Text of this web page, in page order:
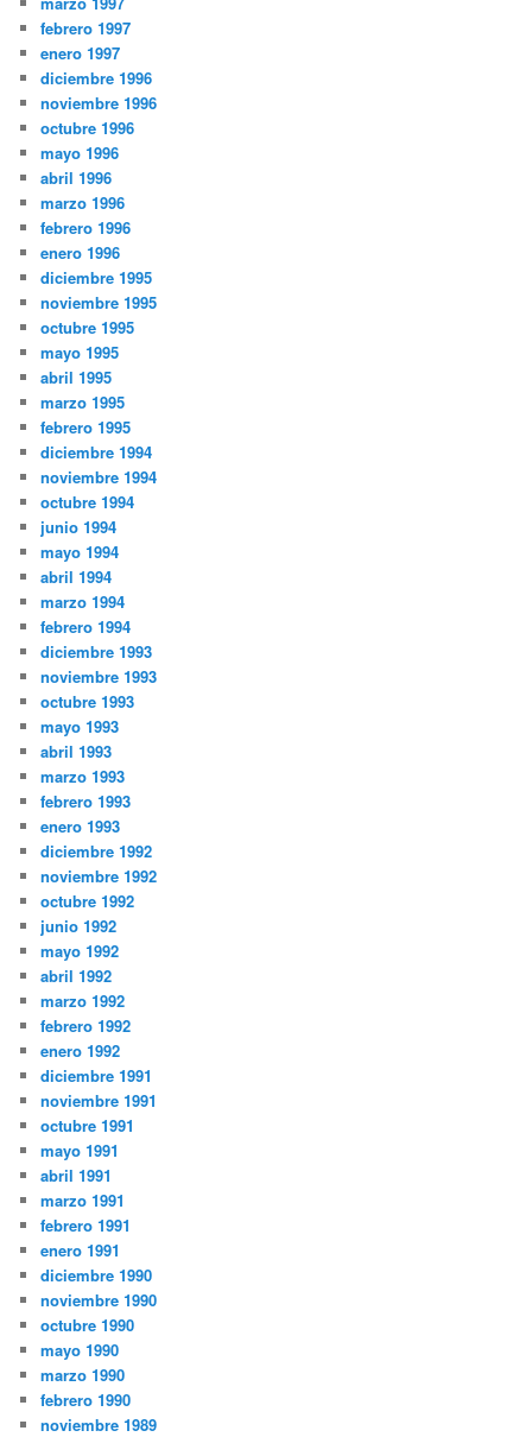
febrero 1997
enero 1997
diciembre 1996
noviembre 1996
octubre 1996
mayo 1996
abril 1996
marzo 1996
febrero 1996
enero 1996
diciembre 1995
noviembre 1995
octubre 1995
mayo 1995
abril 1995
marzo 1995
febrero 1995
diciembre 1994
noviembre 1994
octubre 1994
junio 1994
mayo 1994
abril 1994
marzo 1994
febrero 1994
diciembre 1993
noviembre 1993
octubre 1993
mayo 1993
abril 1993
marzo 1993
febrero 1993
enero 1993
diciembre 1992
noviembre 1992
octubre 1992
junio 1992
mayo 1992
abril 1992
marzo 1992
febrero 1992
enero 1992
diciembre 1991
noviembre 1991
octubre 1991
mayo 1991
abril 1991
marzo 1991
febrero 1991
enero 1991
diciembre 1990
noviembre 1990
octubre 1990
mayo 1990
marzo 1990
febrero 1990
noviembre 1989